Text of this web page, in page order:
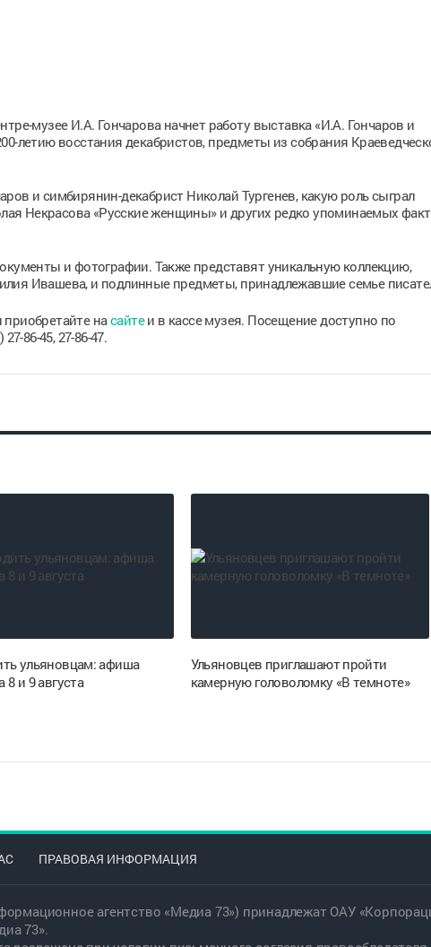
музее И.А. Гончарова начнет работу выставка «И.А. Гончаров и
летию восстания декабристов, предметы из собрания
и симбирянин-декабрист Николай Тургенев, какую роль сыграл
Некрасова «Русские женщины» и других редко упоминаемых
и фотографии. Также представят уникальную коллекцию,
Ивашева, и подлинные предметы, принадлежавшие семье
насайтеи в кассе музея. Посещение доступно по
86-45, 27-86-47.
ульяновцам: афиша
и 9 августа
Ульяновцев приглашают пройти
камерную головоломку «В темноте»
ПРАВОВАЯ ИНФОРМАЦИЯ
агентство «Медиа 73») принадлежат ОАУ
73».